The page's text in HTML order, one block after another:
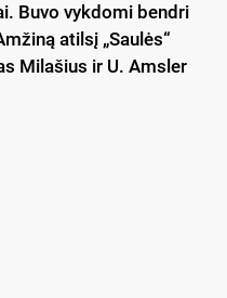
Buvo vykdomi bendri
atilsį „Saulės“
Milašius ir U. Amsler